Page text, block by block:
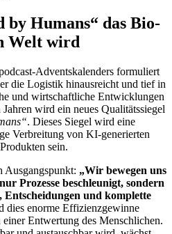
Humans“ das Bio-
Welt wird
Adventskalenders formuliert
die Logistik hinausreicht und tief in
und wirtschaftliche Entwicklungen
wird ein neues Qualitätssiegel
. Dieses Siegel wird eine
Verbreitung von KI-generierten
sein.
Ausgangspunkt: „Wir bewegen uns
Prozesse beschleunigt, sondern
Entscheidungen und komplette
dies enorme Effizienzgewinne
Entwertung des Menschlichen.